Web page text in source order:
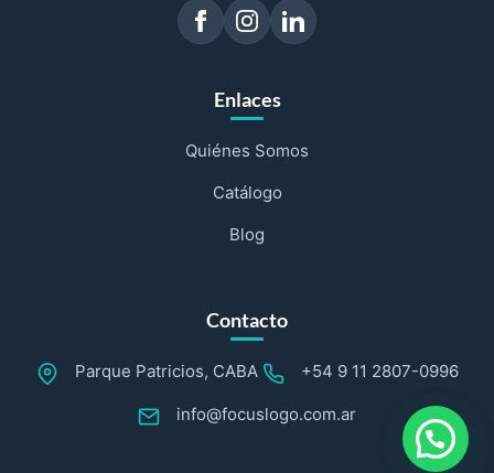
Enlaces
Quiénes Somos
Catálogo
Blog
Contacto
Parque Patricios, CABA +54 9 11 2807-0996
info@focuslogo.com.ar